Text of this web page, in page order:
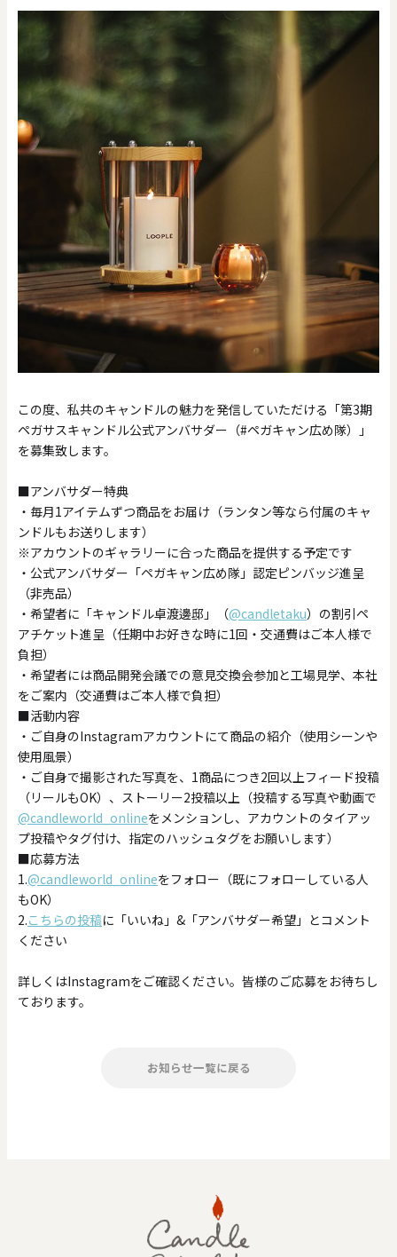
この度、私共のキャンドルの魅力を発信していただける「第3期
ペガサスキャンドル公式アンバサダー（#ペガキャン広め隊）」
を募集致します。
■アンバサダー特典
・毎月1アイテムずつ商品をお届け（ランタン等なら付属のキャ
ンドルもお送りします）
※アカウントのギャラリーに合った商品を提供する予定です
・公式アンバサダー「ペガキャン広め隊」認定ピンバッジ進呈
（非売品）
・希望者に「キャンドル卓渡邊邸」（@candletaku）の割引ペ
アチケット進呈（任期中お好きな時に1回・交通費はご本人様で
負担）
・希望者には商品開発会議での意見交換会参加と工場見学、本社
をご案内（交通費はご本人様で負担）
■活動内容
・ご自身のInstagramアカウントにて商品の紹介（使用シーンや
使用風景）
・ご自身で撮影された写真を、1商品につき2回以上フィード投稿
（リールもOK）、ストーリー2投稿以上（投稿する写真や動画で
@candleworld_onlineをメンションし、アカウントのタイアッ
プ投稿やタグ付け、指定のハッシュタグをお願いします）
■応募方法
1.@candleworld_onlineをフォロー（既にフォローしている人
もOK）
2.こちらの投稿に「いいね」&「アンバサダー希望」とコメント
ください
詳しくはInstagramをご確認ください。皆様のご応募をお待ちし
ております。
お知らせ一覧に戻る